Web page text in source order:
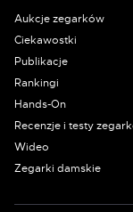
Aukcje zegarków
Ciekawostki
Publikacje
Rankingi
Hands-On
Recenzje i testy
Wideo
Zegarki damskie